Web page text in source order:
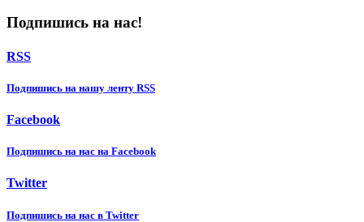
Подпишись на нас!
RSS
Подпишиcь на нашу ленту RSS
Facebook
Подпишиcь на нас на Facebook
Twitter
Подпишиcь на нас в Twitter